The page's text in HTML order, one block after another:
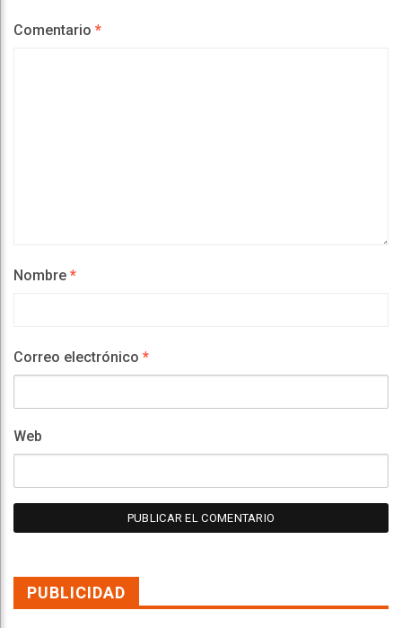
Comentario *
Nombre *
Correo electrónico *
Web
PUBLICIDAD